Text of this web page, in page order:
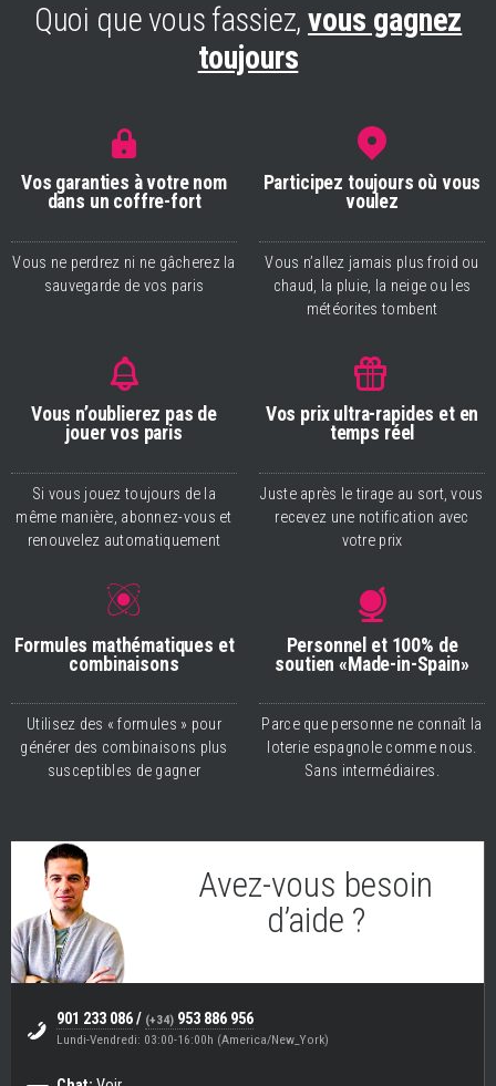
Quoi que vous fassiez,vous gagnez
toujours
Vos garanties à votre nom
dans un coffre-fort
Vous ne perdrez ni ne gâcherez la
sauvegarde de vos paris
Participez toujours où vous
voulez
Vous n’allez jamais plus froid ou
chaud, la pluie, la neige ou les
météorites tombent
Vous n’oublierez pas de
jouer vos paris
Si vous jouez toujours de la
même manière, abonnez-vous et
renouvelez automatiquement
Vos prix ultra-rapides et en
temps réel
Juste après le tirage au sort, vous
recevez une notification avec
votre prix
Formules mathématiques et
combinaisons
Utilisez des « formules » pour
générer des combinaisons plus
susceptibles de gagner
Personnel et 100% de
soutien «Made-in-Spain»
Parce que personne ne connaît la
loterie espagnole comme nous.
Sans intermédiaires.
Avez-vous besoin
d’aide ?
901 233 086/ (+34) 953 886 956
Lundi-Vendredi: 03:00-16:00h (America/New_York)